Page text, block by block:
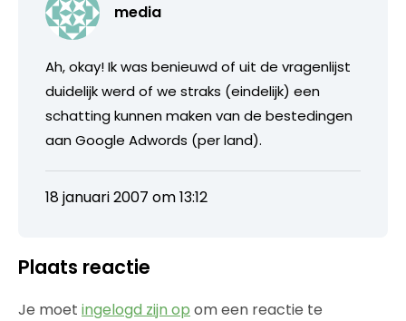
media
Ah, okay! Ik was benieuwd of uit de vragenlijst
duidelijk werd of we straks (eindelijk) een
schatting kunnen maken van de bestedingen
aan Google Adwords (per land).
18 januari 2007 om 13:12
Plaats reactie
Je moet ingelogd zijn op om een reactie te